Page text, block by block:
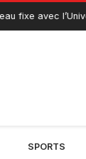
fixe avec
SPORTS